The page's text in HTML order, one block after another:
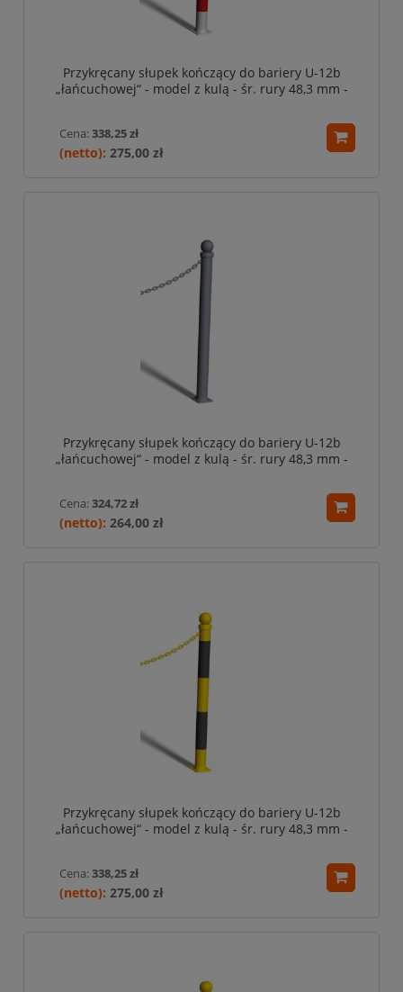
Przykręcany słupek kończący do bariery U-12b
„łańcuchowej“ - model z kulą - śr. rury 48,3 mm -
Cena:338,25 zł
275,00 zł
Przykręcany słupek kończący do bariery U-12b
„łańcuchowej“ - model z kulą - śr. rury 48,3 mm -
Cena:324,72 zł
264,00 zł
Przykręcany słupek kończący do bariery U-12b
„łańcuchowej“ - model z kulą - śr. rury 48,3 mm -
Cena:338,25 zł
275,00 zł